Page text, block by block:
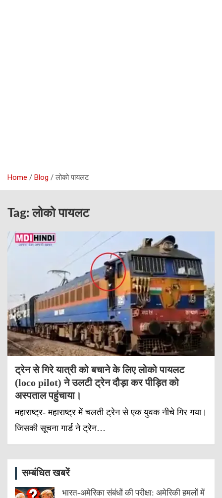
Home Blog लोको पायलट
Tag:लोको पायलट
ट्रेन से गिरे यात्री को बचाने के लिए लोको पायलट
(loco pilot) ने उलटी ट्रेन दौड़ा कर पीड़ित को
अस्पताल पहुंचाया।
महाराष्ट्र- महाराष्ट्र में चलती ट्रेन से एक युवक नीचे गिर गया।
जिसकी सूचना गार्ड ने ट्रेन…
सम्बंधित खबरें
भारत-अमेरिका संबंधों की परीक्षा: अमेरिकी हमलों में